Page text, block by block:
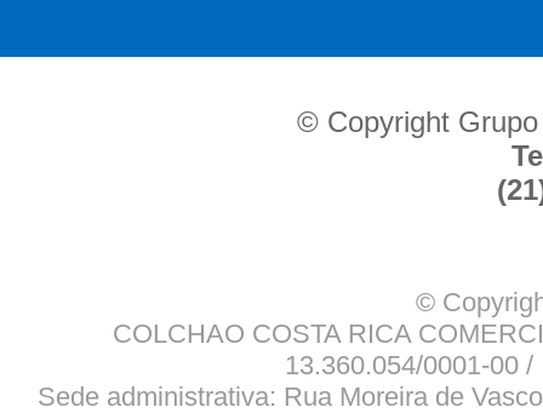
© Copyright
©
COLCHAO COSTA RICA
13.360.054/0001-00
Sede administrativa: Rua Moreira de